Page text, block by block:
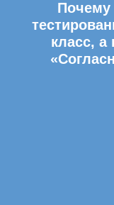
Почему
класс, а